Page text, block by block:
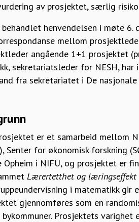
av prosjektet, særlig
behandlet henvendelsen i møte
mellom
angående 1+1 prosjektet
sekretariatsleder for NESH,
fra sekretariatet i De
er et samarbeid mellom
Senter for økonomisk forskning
Opheim i NIFU, og prosjektet er
Lærertetthet og læringseffekt
i matematikk
gjennomføres som en
Prosjektets